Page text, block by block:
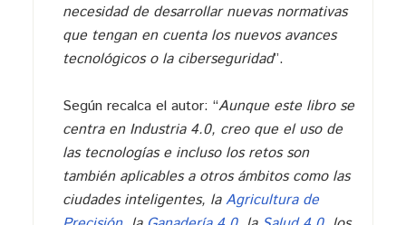
necesidad de desarrollar nuevas normativas
que tengan en cuenta los nuevos avances
tecnológicos o la ciberseguridad”.
Según recalca el autor: “Aunque este libro se
centra en Industria 4.0, creo que el uso de
las tecnologías e incluso los retos son
también aplicables a otros ámbitos como las
ciudades inteligentes, laAgricultura de